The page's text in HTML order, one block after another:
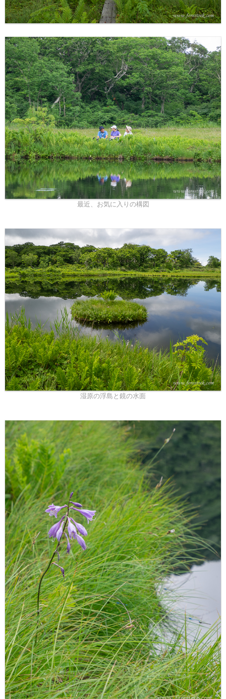
最近、お気に入りの構図
湿原の浮島と鏡の水面